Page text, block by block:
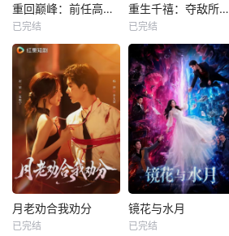
重回巅峰：前任高攀不起
已完结
重生千禧：夺敌所爱做首富
已完结
月老劝合我劝分
已完结
镜花与水月
已完结